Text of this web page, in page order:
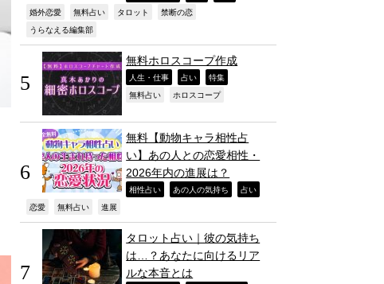
婚外恋愛 無料占い タロット 禁断の恋
うらなえる編集部
無料ホロスコープ作成
人生・仕事 占い 特集
無料占い ホロスコープ
無料【動物キャラ相性占
い】あの人との恋愛相性・
2026年内の進展は？
相性占い あの人の気持ち 占い
恋愛 無料占い 進展
タロット占い｜彼の気持ち
は…？あなたに向けるリア
ルな本音とは